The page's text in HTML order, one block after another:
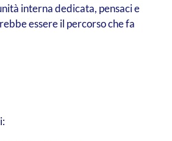
interna dedicata, pensaci e
essere il percorso che fa